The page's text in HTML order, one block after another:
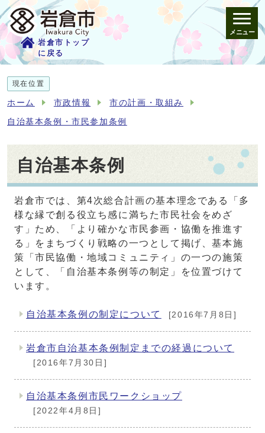
岩倉市トップ
に戻る
メニュー
現在位置
ホーム 市政情報 市の計画・取組み
自治基本条例・市民参加条例
自治基本条例
岩倉市では、第4次総合計画の基本理念である「多
様な縁で創る役立ち感に満ちた市民社会をめざ
す」ため、「より確かな市民参画・協働を推進す
る」をまちづくり戦略の一つとして掲げ、基本施
策「市民協働・地域コミュニティ」の一つの施策
として、「自治基本条例等の制定」を位置づけて
います。
メインメニュー
自治基本条例の制定について [2016年7月8日]
岩倉市自治基本条例制定までの経過について
[2016年7月30日]
自治基本条例市民ワークショップ
[2022年4月8日]